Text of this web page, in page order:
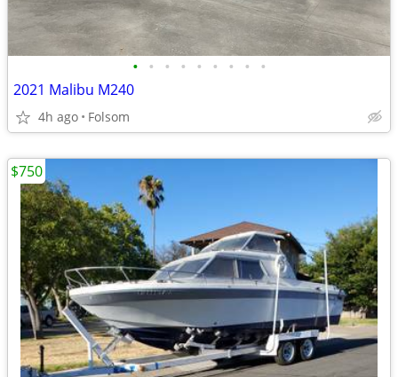
• • • • • • • • •
2021 Malibu M240
4h ago Folsom
$750